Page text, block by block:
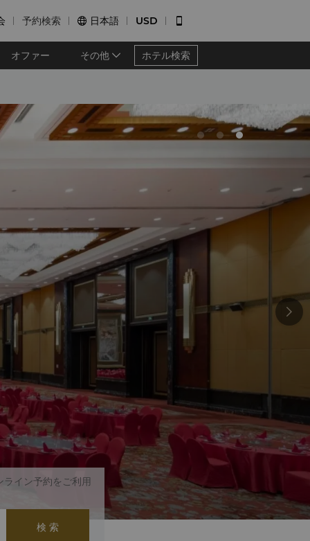
予約検索  日本語 USD 
オファー その他 ホテル検索
イン予約をご利用
検 索